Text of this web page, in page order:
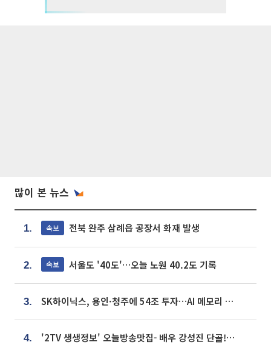
많이 본 뉴스
1. 속보 전북 완주 삼례읍 공장서 화재 발생
2. 속보 서울도 '40도'…오늘 노원 40.2도 기록
3. SK하이닉스, 용인·청주에 54조 투자…AI 메모리 생산기지 키운다
4. '2TV 생생정보' 오늘방송맛집- 배우 강성진 단골! 쌀국수ㆍ푸팟퐁 커리 맛집 '블○○○'